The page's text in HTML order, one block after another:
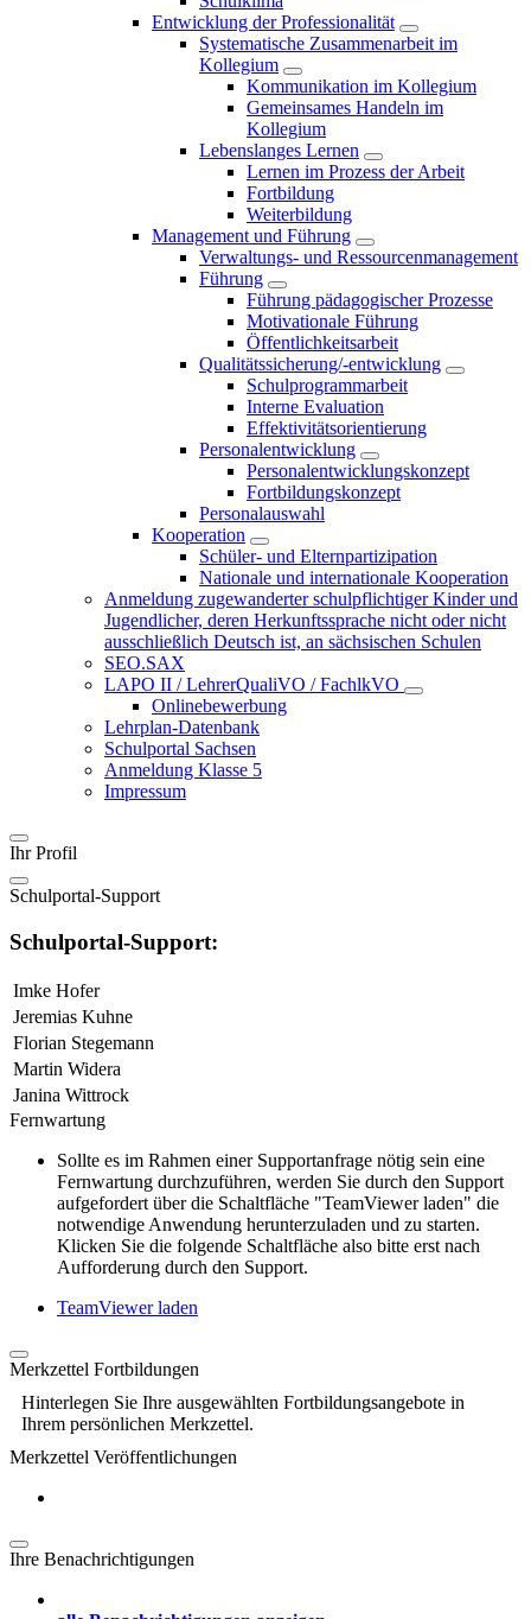
Entwicklung der Professionalität
Systematische Zusammenarbeit im
Kollegium
Kommunikation im Kollegium
Gemeinsames Handeln im
Kollegium
Lebenslanges Lernen
Lernen im Prozess der Arbeit
Fortbildung
Weiterbildung
Management und Führung
Verwaltungs- und Ressourcenmanagement
Führung
Führung pädagogischer Prozesse
Motivationale Führung
Öffentlichkeitsarbeit
Qualitätssicherung/-entwicklung
Schulprogrammarbeit
Interne Evaluation
Effektivitätsorientierung
Personalentwicklung
Personalentwicklungskonzept
Fortbildungskonzept
Personalauswahl
Kooperation
Schüler- und Elternpartizipation
Nationale und internationale Kooperation
Anmeldung zugewanderter schulpflichtiger Kinder und
Jugendlicher, deren Herkunftssprache nicht oder nicht
ausschließlich Deutsch ist, an sächsischen Schulen
SEO.SAX
LAPO II / LehrerQualiVO / FachlkVO
Onlinebewerbung
Lehrplan-Datenbank
Schulportal Sachsen
Anmeldung Klasse 5
Impressum
Ihr Profil
Schulportal-Support
Schulportal-Support:
Imke Hofer
Jeremias Kuhne
Florian Stegemann
Martin Widera
Janina Wittrock
Fernwartung
Sollte es im Rahmen einer Supportanfrage nötig sein eine
Fernwartung durchzuführen, werden Sie durch den Support
aufgefordert über die Schaltfläche "TeamViewer laden" die
notwendige Anwendung herunterzuladen und zu starten.
Klicken Sie die folgende Schaltfläche also bitte erst nach
Aufforderung durch den Support.
TeamViewer laden
Merkzettel Fortbildungen
Hinterlegen Sie Ihre ausgewählten Fortbildungsangebote in
Ihrem persönlichen Merkzettel.
Merkzettel Veröffentlichungen
Ihre Benachrichtigungen